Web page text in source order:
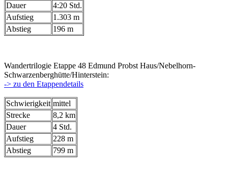
Dauer
4:20 Std.
Aufstieg
1.303 m
Abstieg
196 m
Wandertrilogie Etappe 48 Edmund Probst Haus/Nebelhorn-
Schwarzenberghütte/Hinterstein:
-> zu den Etappendetails
Schwierigkeit mittel
Strecke
8,2 km
Dauer
4 Std.
Aufstieg
228 m
Abstieg
799 m